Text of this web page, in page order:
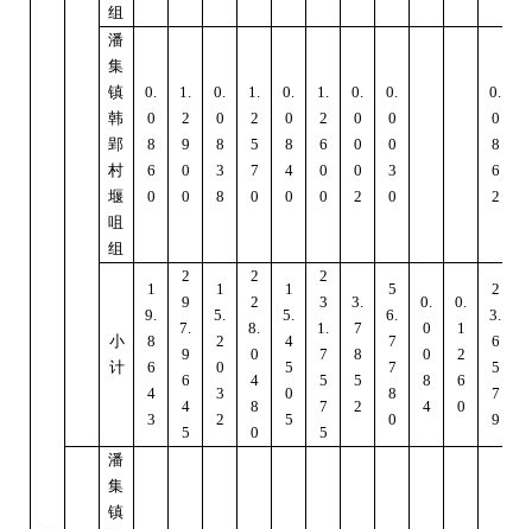
组
潘
集
镇
韩
郢
村
堰
咀
组
0.
0
8
6
0
1.
2
9
0
0
0.
0
8
3
8
1.
2
5
7
0
0.
0
8
4
0
1.
2
6
0
0
0.
0
0
0
2
0.
0
0
3
0
0.
0
8
6
2
小
计
1
9.
8
6
4
3
2
9
7.
9
6
4
5
1
5.
2
0
3
2
2
2
8.
0
4
8
0
1
5.
4
5
0
5
2
3
1.
7
5
7
5
3.
7
8
5
2
5
6.
7
7
8
0
0.
0
0
8
4
0.
1
2
6
0
2
3.
6
5
7
9
潘
集
镇